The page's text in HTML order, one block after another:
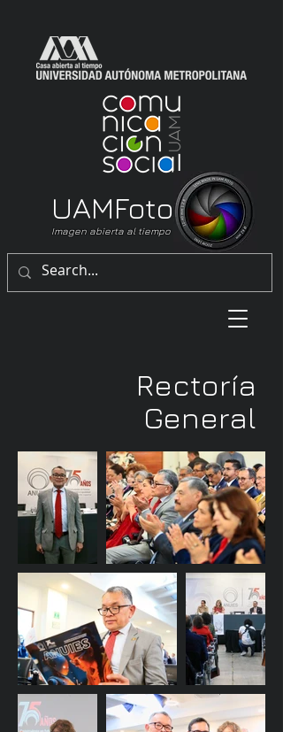
Imagen abierta al tiempo
UAMFoto
Rectoría
General